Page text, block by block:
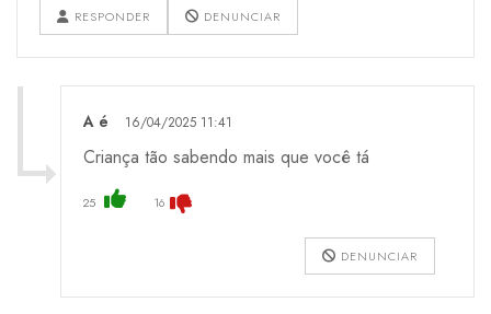
RESPONDER DENUNCIAR
A é 16/04/2025 11:41
Criança tão sabendo mais que você tá
25 16
DENUNCIAR